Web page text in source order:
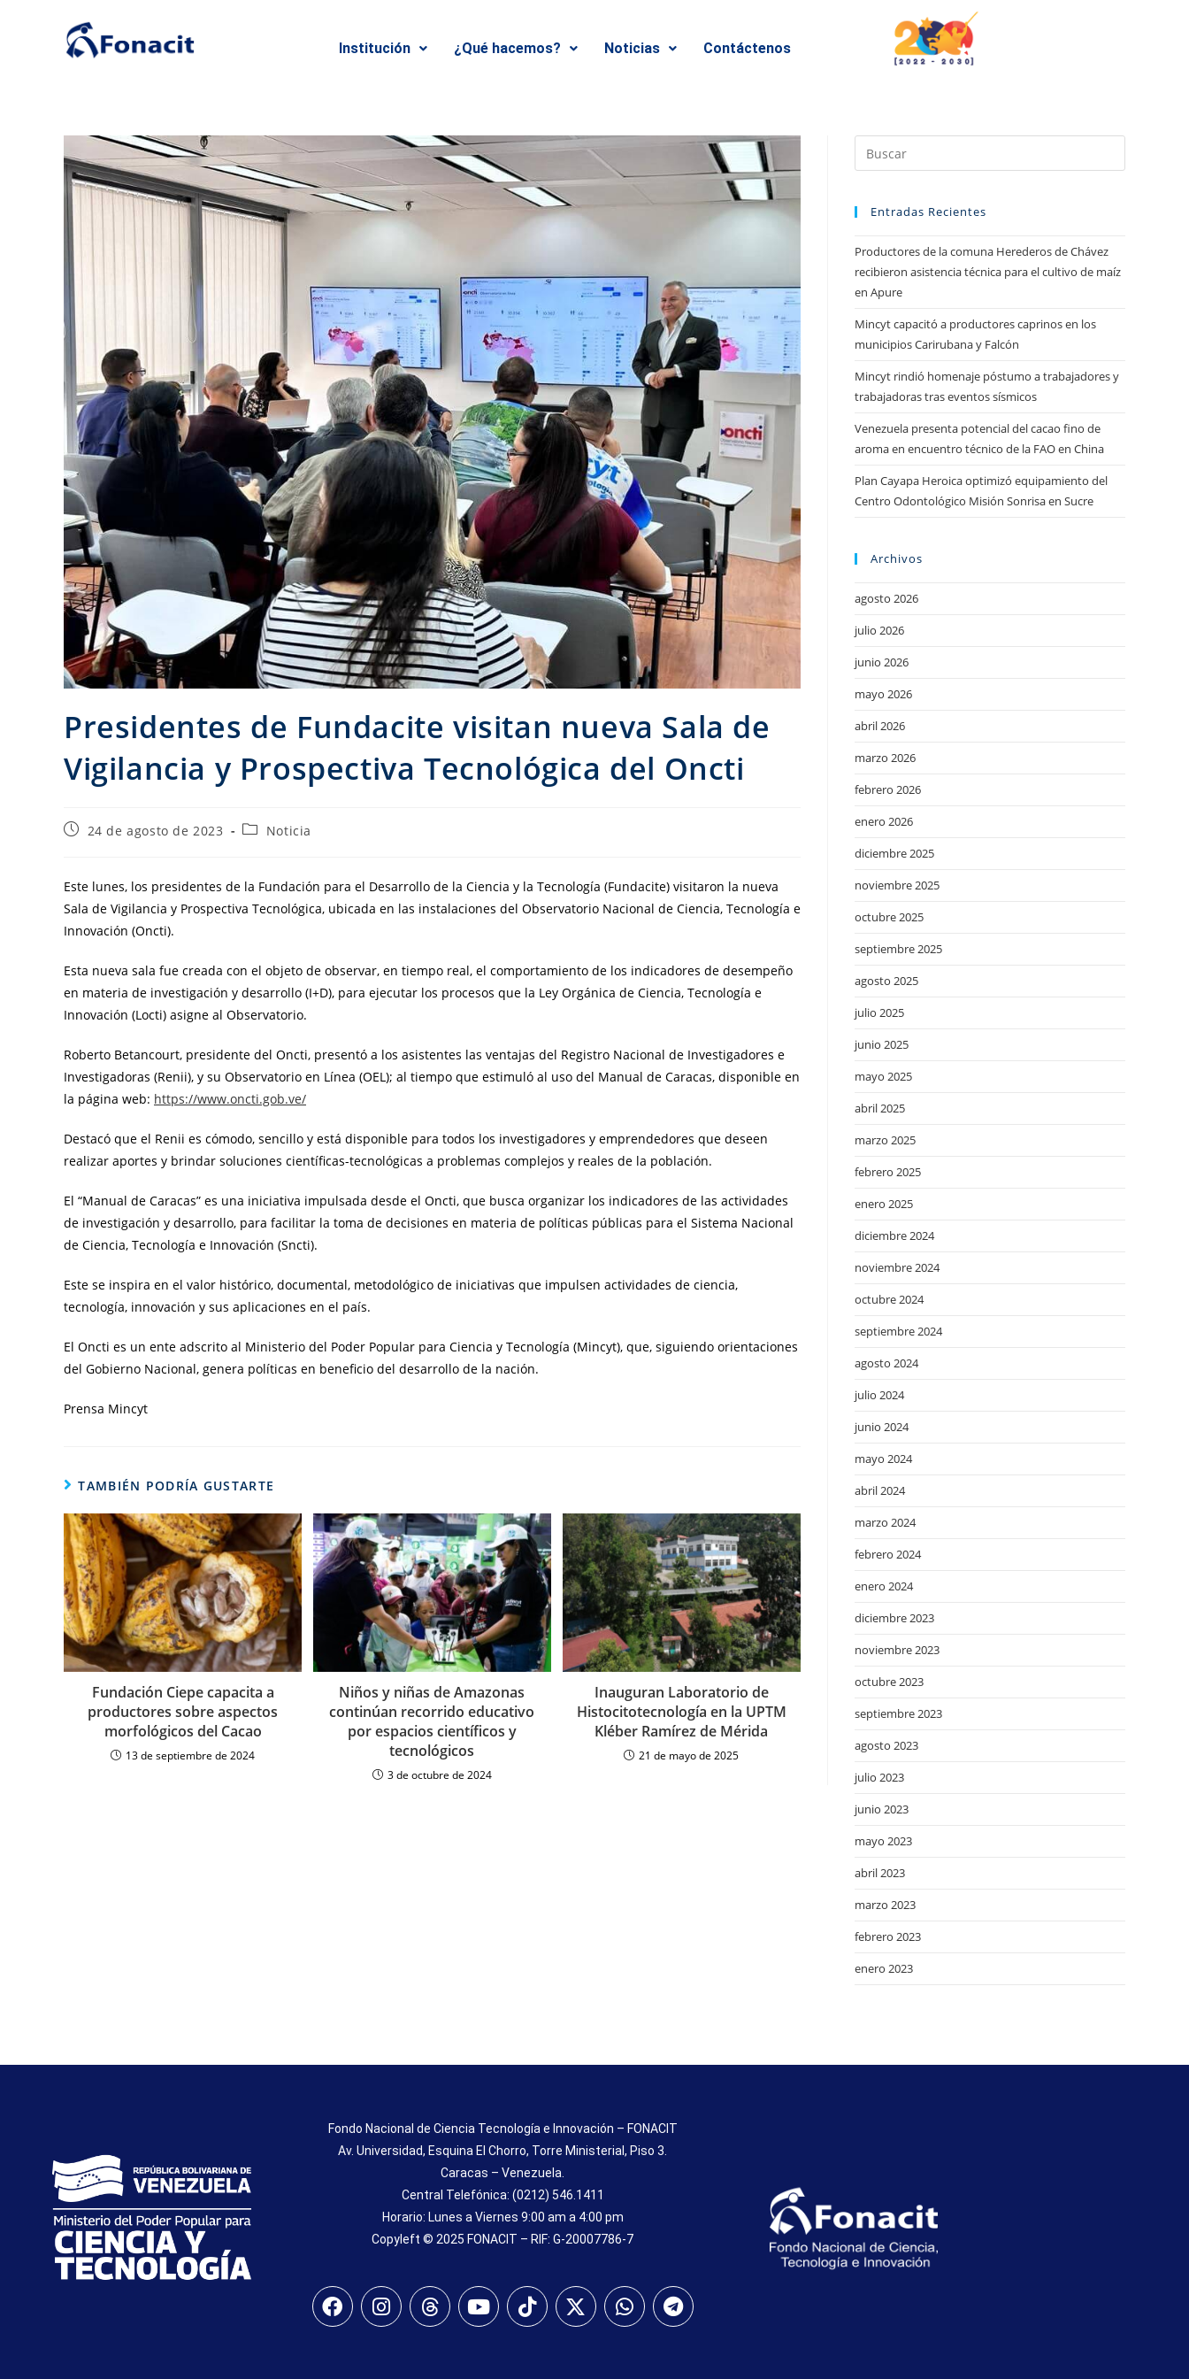
Institución ¿Qué hacemos? Noticias Contáctenos
Presidentes de Fundacite visitan nueva Sala de
Vigilancia y Prospectiva Tecnológica del Oncti
24 de agosto de 2023 Noticia
Este lunes, los presidentes de la Fundación para el Desarrollo de la Ciencia y la Tecnología (Fundacite) visitaron la nueva
Sala de Vigilancia y Prospectiva Tecnológica, ubicada en las instalaciones del Observatorio Nacional de Ciencia, Tecnología e
Innovación (Oncti).
Esta nueva sala fue creada con el objeto de observar, en tiempo real, el comportamiento de los indicadores de desempeño
en materia de investigación y desarrollo (I+D), para ejecutar los procesos que la Ley Orgánica de Ciencia, Tecnología e
Innovación (Locti) asigne al Observatorio.
Roberto Betancourt, presidente del Oncti, presentó a los asistentes las ventajas del Registro Nacional de Investigadores e
Investigadoras (Renii), y su Observatorio en Línea (OEL); al tiempo que estimuló al uso del Manual de Caracas, disponible en
la página web: https://www.oncti.gob.ve/
Destacó que el Renii es cómodo, sencillo y está disponible para todos los investigadores y emprendedores que deseen
realizar aportes y brindar soluciones científicas-tecnológicas a problemas complejos y reales de la población.
El “Manual de Caracas” es una iniciativa impulsada desde el Oncti, que busca organizar los indicadores de las actividades
de investigación y desarrollo, para facilitar la toma de decisiones en materia de políticas públicas para el Sistema Nacional
de Ciencia, Tecnología e Innovación (Sncti).
Este se inspira en el valor histórico, documental, metodológico de iniciativas que impulsen actividades de ciencia,
tecnología, innovación y sus aplicaciones en el país.
El Oncti es un ente adscrito al Ministerio del Poder Popular para Ciencia y Tecnología (Mincyt), que, siguiendo orientaciones
del Gobierno Nacional, genera políticas en beneficio del desarrollo de la nación.
Prensa Mincyt
TAMBIÉN PODRÍA GUSTARTE
Fundación Ciepe capacita a
productores sobre aspectos
morfológicos del Cacao
13 de septiembre de 2024
Niños y niñas de Amazonas
continúan recorrido educativo
por espacios científicos y
tecnológicos
3 de octubre de 2024
Inauguran Laboratorio de
Histocitotecnología en la UPTM
Kléber Ramírez de Mérida
21 de mayo de 2025
Entradas Recientes
Productores de la comuna Herederos de Chávez
recibieron asistencia técnica para el cultivo de maíz
en Apure
Mincyt capacitó a productores caprinos en los
municipios Carirubana y Falcón
Mincyt rindió homenaje póstumo a trabajadores y
trabajadoras tras eventos sísmicos
Venezuela presenta potencial del cacao fino de
aroma en encuentro técnico de la FAO en China
Plan Cayapa Heroica optimizó equipamiento del
Centro Odontológico Misión Sonrisa en Sucre
Archivos
agosto 2026
julio 2026
junio 2026
mayo 2026
abril 2026
marzo 2026
febrero 2026
enero 2026
diciembre 2025
noviembre 2025
octubre 2025
septiembre 2025
agosto 2025
julio 2025
junio 2025
mayo 2025
abril 2025
marzo 2025
febrero 2025
enero 2025
diciembre 2024
noviembre 2024
octubre 2024
septiembre 2024
agosto 2024
julio 2024
junio 2024
mayo 2024
abril 2024
marzo 2024
febrero 2024
enero 2024
diciembre 2023
noviembre 2023
octubre 2023
septiembre 2023
agosto 2023
julio 2023
junio 2023
mayo 2023
abril 2023
marzo 2023
febrero 2023
enero 2023
Fondo Nacional de Ciencia Tecnología e Innovación – FONACIT
Av. Universidad, Esquina El Chorro, Torre Ministerial, Piso 3.
Caracas – Venezuela.
Central Telefónica: (0212) 546.1411
Horario: Lunes a Viernes 9:00 am a 4:00 pm
Copyleft © 2025 FONACIT – RIF: G-20007786-7